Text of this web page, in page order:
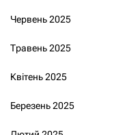
Червень 2025
Травень 2025
Квітень 2025
Березень 2025